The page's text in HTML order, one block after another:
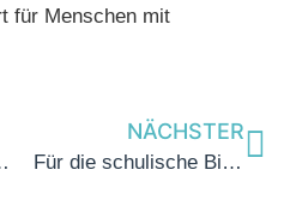
für Menschen mit
im Landtag
NÄCHSTER
Für die schulische Bildung in unserem Land